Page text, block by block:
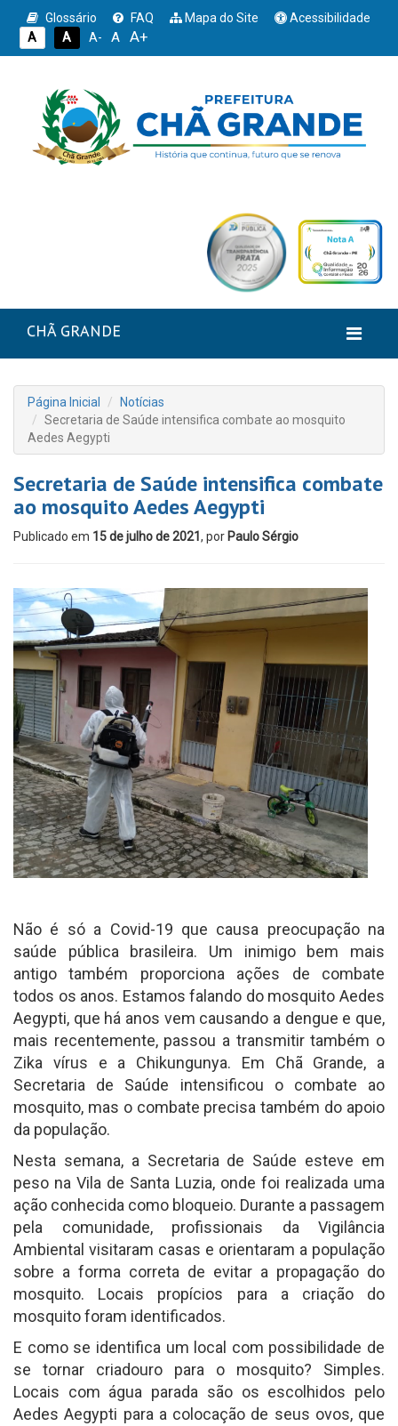
Glossário FAQ Mapa do Site
Acessibilidade
A
A A- A A+
CHÃ GRANDE
Página Inicial
Notícias
Secretaria de Saúde intensifica combate ao mosquito
Aedes Aegypti
Secretaria de Saúde intensifica combate
ao mosquito Aedes Aegypti
Publicado em 15 de julho de 2021 , por Paulo Sérgio
Não é só a Covid-19 que causa preocupação na
saúde pública brasileira. Um inimigo bem mais
antigo também proporciona ações de combate
todos os anos. Estamos falando do mosquito Aedes
Aegypti, que há anos vem causando a dengue e que,
mais recentemente, passou a transmitir também o
Zika vírus e a Chikungunya. Em Chã Grande, a
Secretaria de Saúde intensificou o combate ao
mosquito, mas o combate precisa também do apoio
da população.
Nesta semana, a Secretaria de Saúde esteve em
peso na Vila de Santa Luzia, onde foi realizada uma
ação conhecida como bloqueio. Durante a passagem
pela comunidade, profissionais da Vigilância
Ambiental visitaram casas e orientaram a população
sobre a forma correta de evitar a propagação do
mosquito. Locais propícios para a criação do
mosquito foram identificados.
E como se identifica um local com possibilidade de
se tornar criadouro para o mosquito? Simples.
Locais com água parada são os escolhidos pelo
Aedes Aegypti para a colocação de seus ovos, que